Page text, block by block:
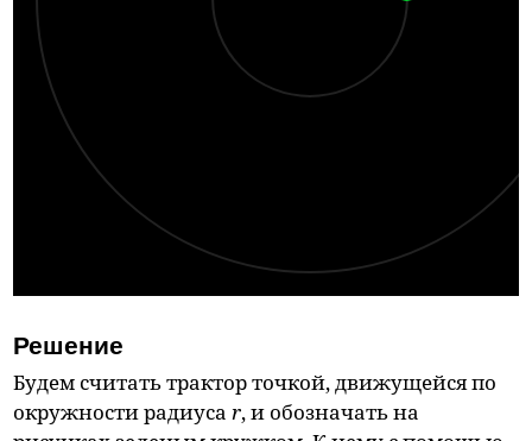
Решение
Будем считать трактор точкой, движущейся по
окружности радиусаr, и обозначать на